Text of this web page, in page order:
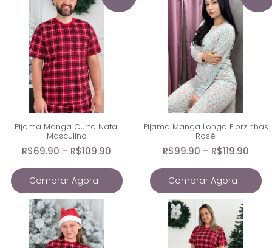
Pijama Manga Curta Natal
Masculino
R$69.90 – R$109.90
Comprar Agora
Pijama Manga Longa Florzinhas
Rosê
R$99.90 – R$119.90
Comprar Agora